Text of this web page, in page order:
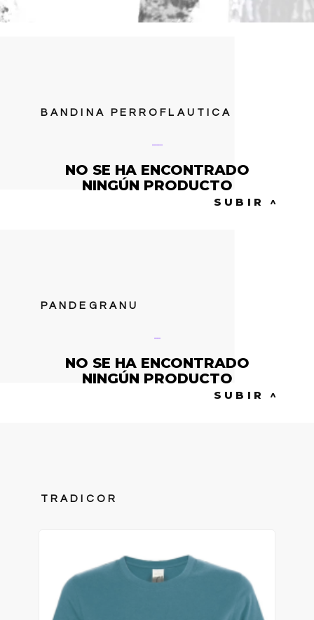
BANDINA PERROFLAUTICA
NO SE HA ENCONTRADO
NINGÚN PRODUCTO
SUBIR ^
PANDEGRANU
NO SE HA ENCONTRADO
NINGÚN PRODUCTO
SUBIR ^
TRADICOR